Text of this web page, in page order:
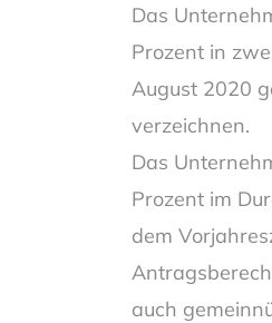
Das
Prozent in
August 2020
verzeichnen.
Das
Prozent im
dem
auch